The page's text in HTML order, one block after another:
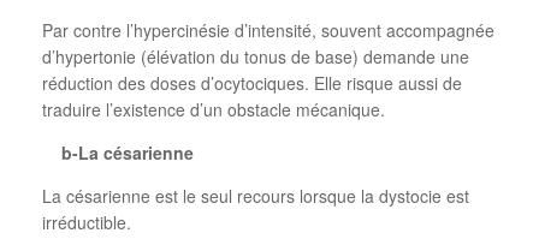
Par contre l’hypercinésie d’intensité, souvent accompagnée
d’hypertonie (élévation du tonus de base) demande une
réduction des doses d’ocytociques. Elle risque aussi de
traduire l’existence d’un obstacle mécanique.
b-La césarienne
La césarienne est le seul recours lorsque la dystocie est
irréductible.